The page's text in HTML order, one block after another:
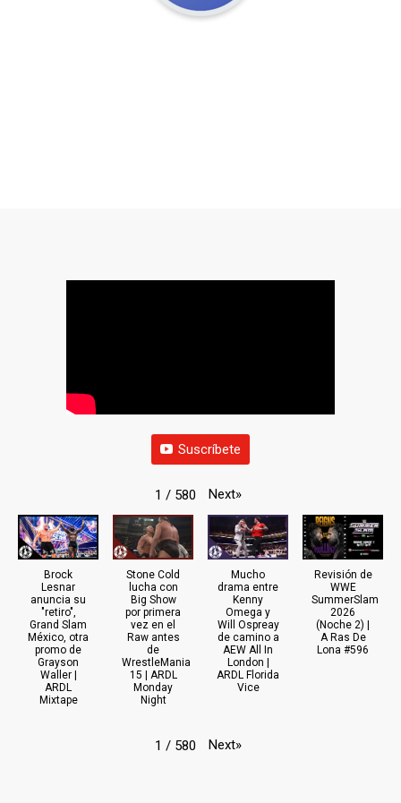
Suscríbete
1 / 580 Next»
Brock
Lesnar
anuncia su
"retiro",
Grand Slam
México, otra
promo de
Grayson
Waller |
ARDL
Mixtape
Stone Cold
lucha con
Big Show
por primera
vez en el
Raw antes
de
WrestleMania
15 | ARDL
Monday
Night
Mucho
drama entre
Kenny
Omega y
Will Ospreay
de camino a
AEW All In
London |
ARDL Florida
Vice
Revisión de
WWE
SummerSlam
2026
(Noche 2) |
A Ras De
Lona #596
1 / 580 Next»